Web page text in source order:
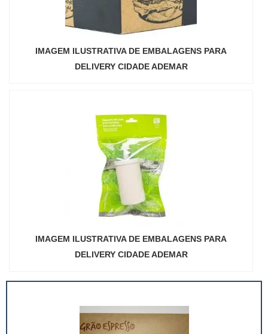
IMAGEM ILUSTRATIVA DE EMBALAGENS PARA
DELIVERY CIDADE ADEMAR
IMAGEM ILUSTRATIVA DE EMBALAGENS PARA
DELIVERY CIDADE ADEMAR